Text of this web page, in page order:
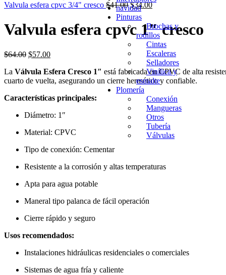
navidad
Pinturas
Brochas y
rodillos
Cintas
Escaleras
Selladores
Vinílica y
esmalte
Plomería
Conexión
Mangueras
Otros
Tubería
Válvulas
$196.00.
Valvula esfera cpvc 3/4" cresco $41.00Original
price
was:
$41.00.
$34.00Current
is:
$34.00.
Valvula esfera cpvc 1″ cresco
$64.00 Original
was:
$64.00.
$57.00Current
is:
$57.00.
La Válvula Esfera Cresco 1″ está fabricada en CPVC de alta
cuarto de vuelta, asegurando un cierre hermético y confiable.
Características principales:
Diámetro: 1″
Material: CPVC
Tipo de conexión: Cementar
Resistente a la corrosión y altas temperaturas
Apta para agua potable
Maneral tipo palanca de fácil operación
Cierre rápido y seguro
Usos recomendados:
Instalaciones hidráulicas residenciales o comerciales
Sistemas de agua fría y caliente